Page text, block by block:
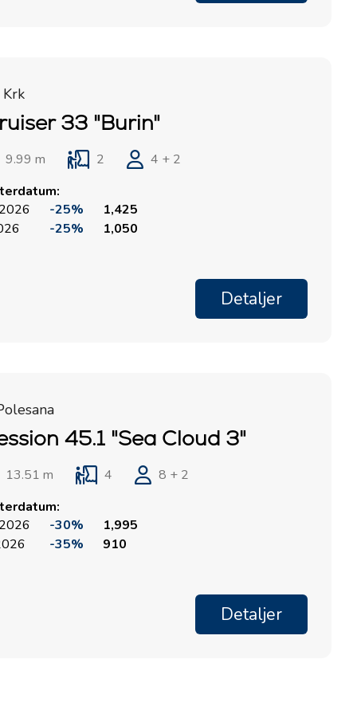
33 "Burin"
9.99 m 2
4 + 2
-25%
1,425
-25% 1,050
Detaljer
45.1 "Sea Cloud 3"
13.51 m 4
8 + 2
-30%
1,995
-35% 910
Detaljer
Marina Punat, Krk